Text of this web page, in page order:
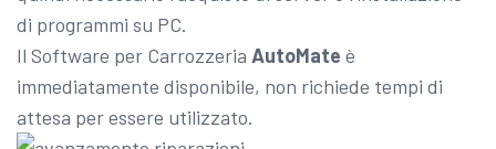
di programmi su PC.
Il Software per Carrozzeria AutoMate è
immediatamente disponibile, non richiede tempi di
attesa per essere utilizzato.